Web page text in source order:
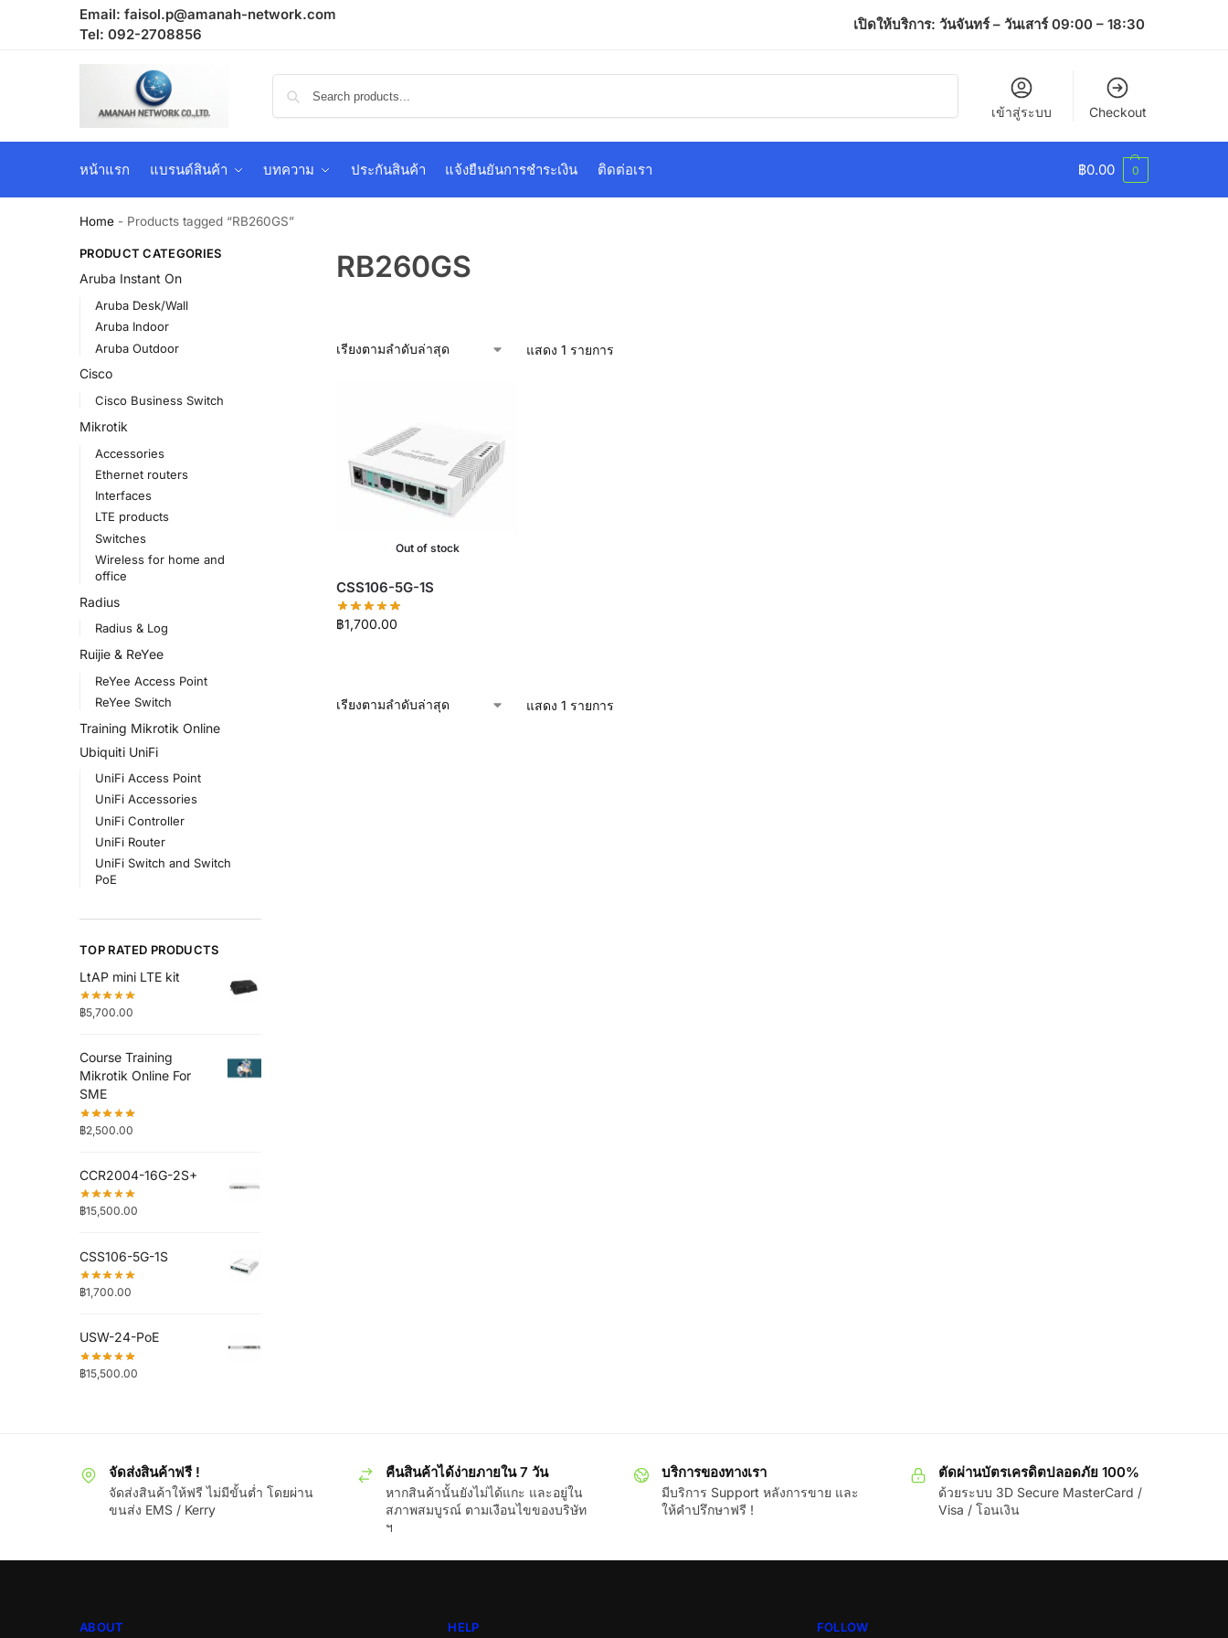
Email: faisol.p@amanah-network.com
Tel: 092-2708856
เปิดให้บริการ: วันจันทร์ – วันเสาร์ 09:00 – 18:30
เข้าสู่ระบบ Checkout
หน้าแรก แบรนด์สินค้า บทความ ประกันสินค้า แจ้งยืนยันการชำระเงิน ติดต่อเรา ฿0.00 0
Home - Products tagged “RB260GS”
RB260GS
แสดง 1 รายการ
Out of stock
CSS106-5G-1S
฿1,700.00
แสดง 1 รายการ
PRODUCT CATEGORIES
Aruba Instant On
Aruba Desk/Wall
Aruba Indoor
Aruba Outdoor
Cisco
Cisco Business Switch
Mikrotik
Accessories
Ethernet routers
Interfaces
LTE products
Switches
Wireless for home and
office
Radius
Radius & Log
Ruijie & ReYee
ReYee Access Point
ReYee Switch
Training Mikrotik Online
Ubiquiti UniFi
UniFi Access Point
UniFi Accessories
UniFi Controller
UniFi Router
UniFi Switch and Switch
PoE
TOP RATED PRODUCTS
LtAP mini LTE kit
฿5,700.00
Course Training
Mikrotik Online For
SME
฿2,500.00
CCR2004-16G-2S+
฿15,500.00
CSS106-5G-1S
฿1,700.00
USW-24-PoE
฿15,500.00
จัดส่งสินค้าฟรี !
จัดส่งสินค้าให้ฟรี ไม่มีขั้นต่ำ โดยผ่าน
ขนส่ง EMS / Kerry
คืนสินค้าได้ง่ายภายใน 7 วัน
หากสินค้านั้นยังไม่ได้แกะ และอยู่ใน
สภาพสมบูรณ์ ตามเงือนไขของบริษัท
ฯ
บริการของทางเรา
มีบริการ Support หลังการขาย และ
ให้คำปรึกษาฟรี !
ตัดผ่านบัตรเครดิตปลอดภัย 100%
ด้วยระบบ 3D Secure MasterCard /
Visa / โอนเงิน
ABOUT HELP FOLLOW